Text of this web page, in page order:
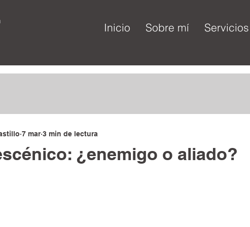
Inicio Sobre mí Servicios
¿enemigo o aliado?
7 mar 3 min de lectura